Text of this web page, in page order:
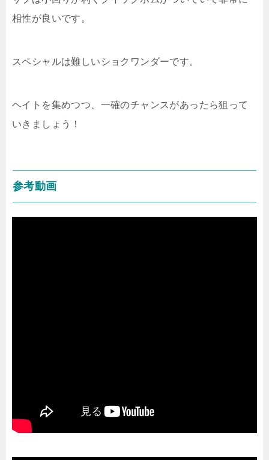
相性が良いです。
スペシャルは難しいショクワンダーです。
ヘイトを集めつつ、一確のチャンスがあったら狙って
いきましょう！
参考動画